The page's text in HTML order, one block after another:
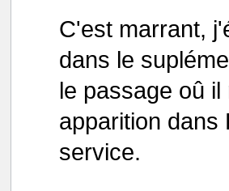
C'est marrant,
dans le
le passage oû
apparition dans
service.